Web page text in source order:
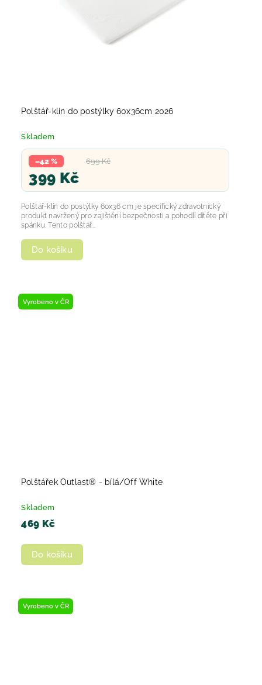
Polštář-klín do postýlky 60x36cm 2026
Skladem
699 Kč
–42 %
399 Kč
Do košíku
Polštář-klín do postýlky 60x36 cm je specifický zdravotnický
produkt navržený pro zajištění bezpečnosti a pohodlí dítěte při
spánku. Tento polštář...
Vyrobeno v ČR
Polštářek Outlast® - bílá/Off White
Skladem
469 Kč
Do košíku
Vyrobeno v ČR